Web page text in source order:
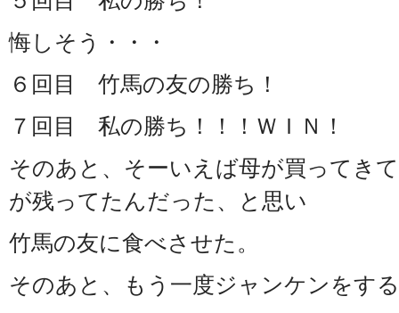
悔しそう・・・
６回目 竹馬の友の勝ち！
７回目 私の勝ち！！！ＷＩＮ！
そのあと、そーいえば母が買ってき
が残ってたんだった、と思い
竹馬の友に食べさせた。
そのあと、もう一度ジャンケンをす